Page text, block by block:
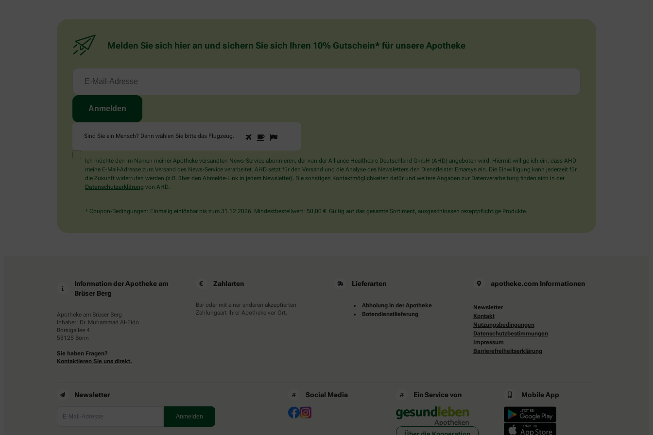
Melden Sie sich hier an und sichern Sie sich Ihren 10% Gutschein* für unsere Apotheke
Sind Sie ein Mensch? Dann wählen Sie bitte das Flugzeug.
Sind
Sie
Mensch?
Dann
wählen
Flugzeug.
1 2
Ich möchte den im Namen meiner Apotheke versandten News-Service abonnieren, der von der Alliance Healthcare Deutschland GmbH (AHD) angeboten wird. Hiermit willige ich ein, dass AHD
meine E-Mail-Adresse zum Versand des News-Service verarbeitet. AHD setzt für den Versand und die Analyse des Newsletters den Dienstleister Emarsys ein. Die Einwilligung kann jederzeit für
die Zukunft widerrufen werden (z.B. über den Abmelde-Link in jedem Newsletter). Die sonstigen Kontaktmöglichkeiten dafür und weitere Angaben zur Datenverarbeitung finden sich in der
Datenschutzerklärung von AHD.
* Coupon-Bedingungen: Einmalig einlösbar bis zum 31.12.2026. Mindestbestellwert: 50,00 €. Gültig auf das gesamte Sortiment, ausgeschlossen rezeptpflichtige Produkte.
Information der Apotheke am
Brüser Berg
Apotheke am Brüser Berg
Inhaber: Dr. Muhammad Al-Eido
Borsigallee 4
53125 Bonn
Sie haben Fragen?
Kontaktieren Sie uns direkt.
Zahlarten
Bar oder mit einer anderen akzeptierten
Zahlungsart Ihrer Apotheke vor Ort.
Lieferarten
Abholung in der Apotheke
Botendienstlieferung
apotheke.com Informationen
Newsletter
Kontakt
Nutzungsbedingungen
Datenschutzbestimmungen
Impressum
Barrierefreiheitserklärung
Newsletter Social Media Ein Service von Mobile App